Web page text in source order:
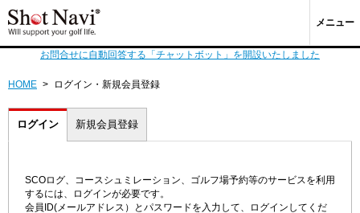
メニュー
お問合せに自動回答する「チャットボット」を開設いたしました
HOME > ログイン・新規会員登録
ログイン 新規会員登録
SCOログ、コースシュミレーション、ゴルフ場予約等のサービスを利用
するには、ログインが必要です。
会員ID(メールアドレス）とパスワードを入力して、ログインしてくだ